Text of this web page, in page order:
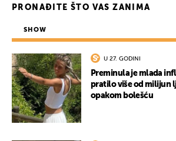
PRONAĐITE ŠTO VAS ZANIMA
SHOW
U 27. GODINI
Preminula je mlada
pratilo više od milijun
opakom bolešću